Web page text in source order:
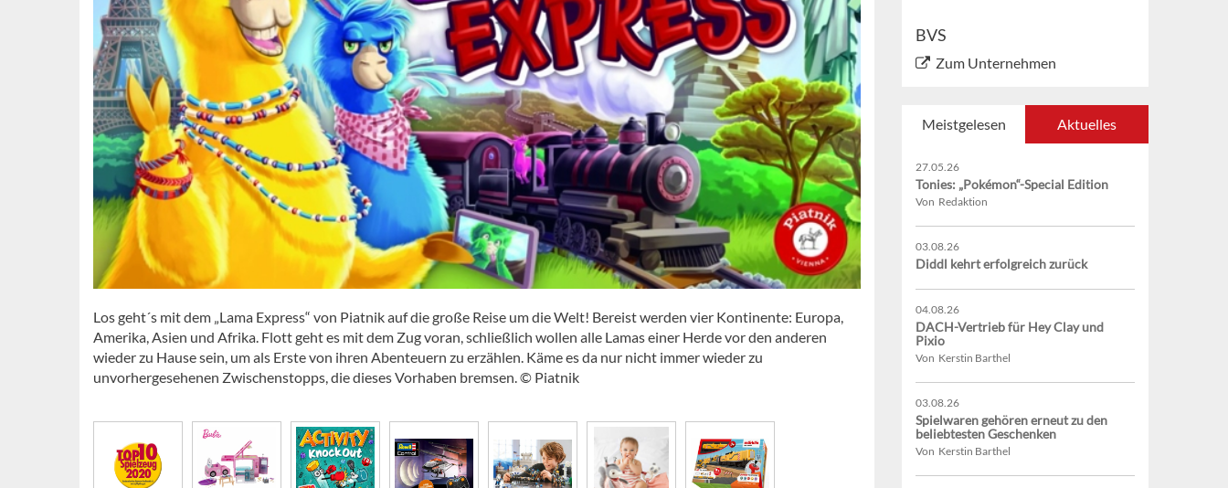
Los geht´s mit dem „Lama Express“ von Piatnik auf die große Reise um die Welt! Bereist werden vier Kontinente: Europa,
Amerika, Asien und Afrika. Flott geht es mit dem Zug voran, schließlich wollen alle Lamas einer Herde vor den anderen
wieder zu Hause sein, um als Erste von ihren Abenteuern zu erzählen. Käme es da nur nicht immer wieder zu
unvorhergesehenen Zwischenstopps, die dieses Vorhaben bremsen. © Piatnik
BVS
Zum Unternehmen
Meistgelesen Aktuelles
27.05.26
Tonies: „Pokémon“-Special Edition
Von Redaktion
03.08.26
Diddl kehrt erfolgreich zurück
04.08.26
DACH-Vertrieb für Hey Clay und
Pixio
Von Kerstin Barthel
03.08.26
Spielwaren gehören erneut zu den
beliebtesten Geschenken
Von Kerstin Barthel